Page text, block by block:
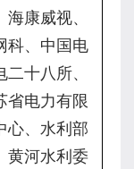
康威视、
科、中国电
十八所、
省电力有限
心、水利部
黄河水利委